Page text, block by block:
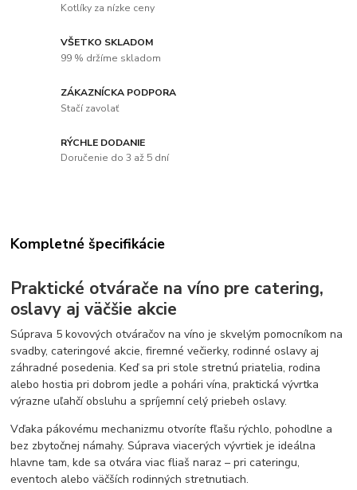
Kotlíky za nízke ceny
VŠETKO SKLADOM
99 % držíme skladom
ZÁKAZNÍCKA PODPORA
Stačí zavolať
RÝCHLE DODANIE
Doručenie do 3 až 5 dní
Kompletné špecifikácie
Praktické otvárače na víno pre catering,
oslavy aj väčšie akcie
Súprava 5 kovových otváračov na víno je skvelým pomocníkom na
svadby, cateringové akcie, firemné večierky, rodinné oslavy aj
záhradné posedenia. Keď sa pri stole stretnú priatelia, rodina
alebo hostia pri dobrom jedle a pohári vína, praktická vývrtka
výrazne uľahčí obsluhu a spríjemní celý priebeh oslavy.
Vďaka pákovému mechanizmu otvoríte fľašu rýchlo, pohodlne a
bez zbytočnej námahy. Súprava viacerých vývrtiek je ideálna
hlavne tam, kde sa otvára viac fliaš naraz – pri cateringu,
eventoch alebo väčších rodinných stretnutiach.